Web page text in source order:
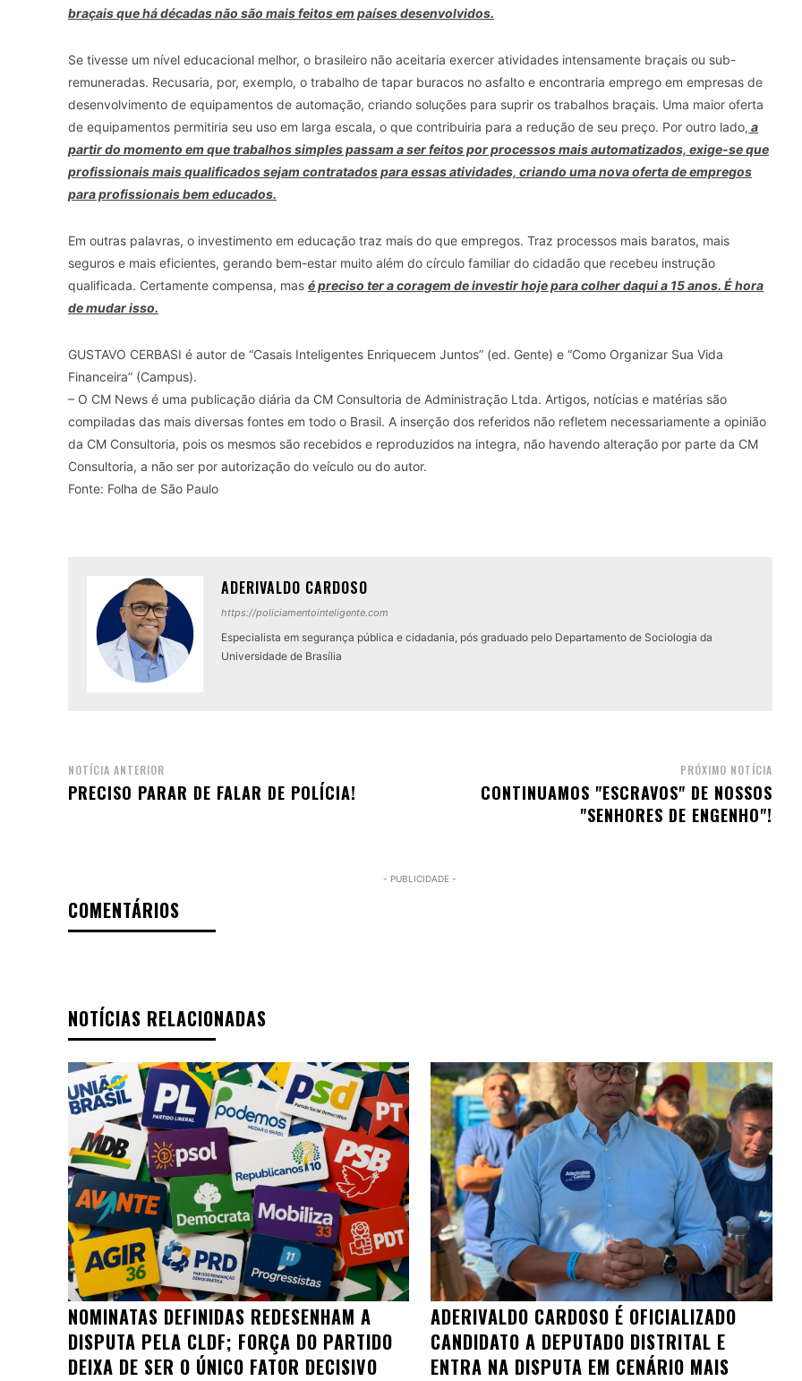
braçais que há décadas não são mais feitos em países desenvolvidos.
Se tivesse um nível educacional melhor, o brasileiro não aceitaria exercer atividades intensamente braçais ou sub-
remuneradas. Recusaria, por, exemplo, o trabalho de tapar buracos no asfalto e encontraria emprego em empresas de
desenvolvimento de equipamentos de automação, criando soluções para suprir os trabalhos braçais. Uma maior oferta
de equipamentos permitiria seu uso em larga escala, o que contribuiria para a redução de seu preço. Por outro lado, a
partir do momento em que trabalhos simples passam a ser feitos por processos mais automatizados, exige-se que
profissionais mais qualificados sejam contratados para essas atividades, criando uma nova oferta de empregos
para profissionais bem educados.
Em outras palavras, o investimento em educação traz mais do que empregos. Traz processos mais baratos, mais
seguros e mais eficientes, gerando bem-estar muito além do círculo familiar do cidadão que recebeu instrução
qualificada. Certamente compensa, mas é preciso ter a coragem de investir hoje para colher daqui a 15 anos. É hora
de mudar isso.
GUSTAVO CERBASI é autor de “Casais Inteligentes Enriquecem Juntos” (ed. Gente) e “Como Organizar Sua Vida
Financeira” (Campus).
– O CM News é uma publicação diária da CM Consultoria de Administração Ltda. Artigos, notícias e matérias são
compiladas das mais diversas fontes em todo o Brasil. A inserção dos referidos não refletem necessariamente a opinião
da CM Consultoria, pois os mesmos são recebidos e reproduzidos na integra, não havendo alteração por parte da CM
Consultoria, a não ser por autorização do veículo ou do autor.
Fonte: Folha de São Paulo
ADERIVALDO CARDOSO
https://policiamentointeligente.com
Especialista em segurança pública e cidadania, pós graduado pelo Departamento de Sociologia da
Universidade de Brasília
NOTÍCIA ANTERIOR
PRECISO PARAR DE FALAR DE POLÍCIA!
PRÓXIMO NOTÍCIA
CONTINUAMOS "ESCRAVOS" DE NOSSOS
"SENHORES DE ENGENHO"!
- PUBLICIDADE -
COMENTÁRIOS
NOTÍCIAS RELACIONADAS
NOMINATAS DEFINIDAS REDESENHAM A
DISPUTA PELA CLDF; FORÇA DO PARTIDO
DEIXA DE SER O ÚNICO FATOR DECISIVO
ADERIVALDO CARDOSO É OFICIALIZADO
CANDIDATO A DEPUTADO DISTRITAL E
ENTRA NA DISPUTA EM CENÁRIO MAIS